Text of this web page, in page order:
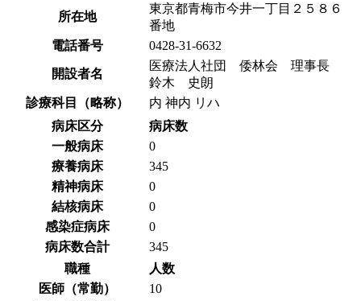
所在地
東京都青梅市今井一丁目２５８６
番地
電話番号
0428-31-6632
開設者名
医療法人社団 倭林会 理事長
鈴木 史朗
診療科目（略称）
内 神内 リハ
病床区分
病床数
一般病床
0
療養病床
345
精神病床
0
結核病床
0
感染症病床
0
病床数合計
345
職種
人数
医師（常勤）
10